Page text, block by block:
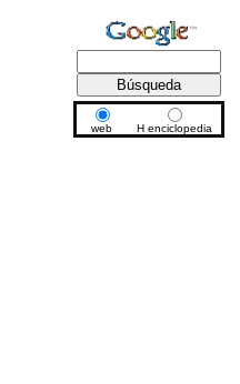
web H enciclopedia